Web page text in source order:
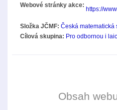
Webové stránky akce:
https://
Složka JČMF: Česká matematická
Cílová skupina: Pro odbornou i
Obsah